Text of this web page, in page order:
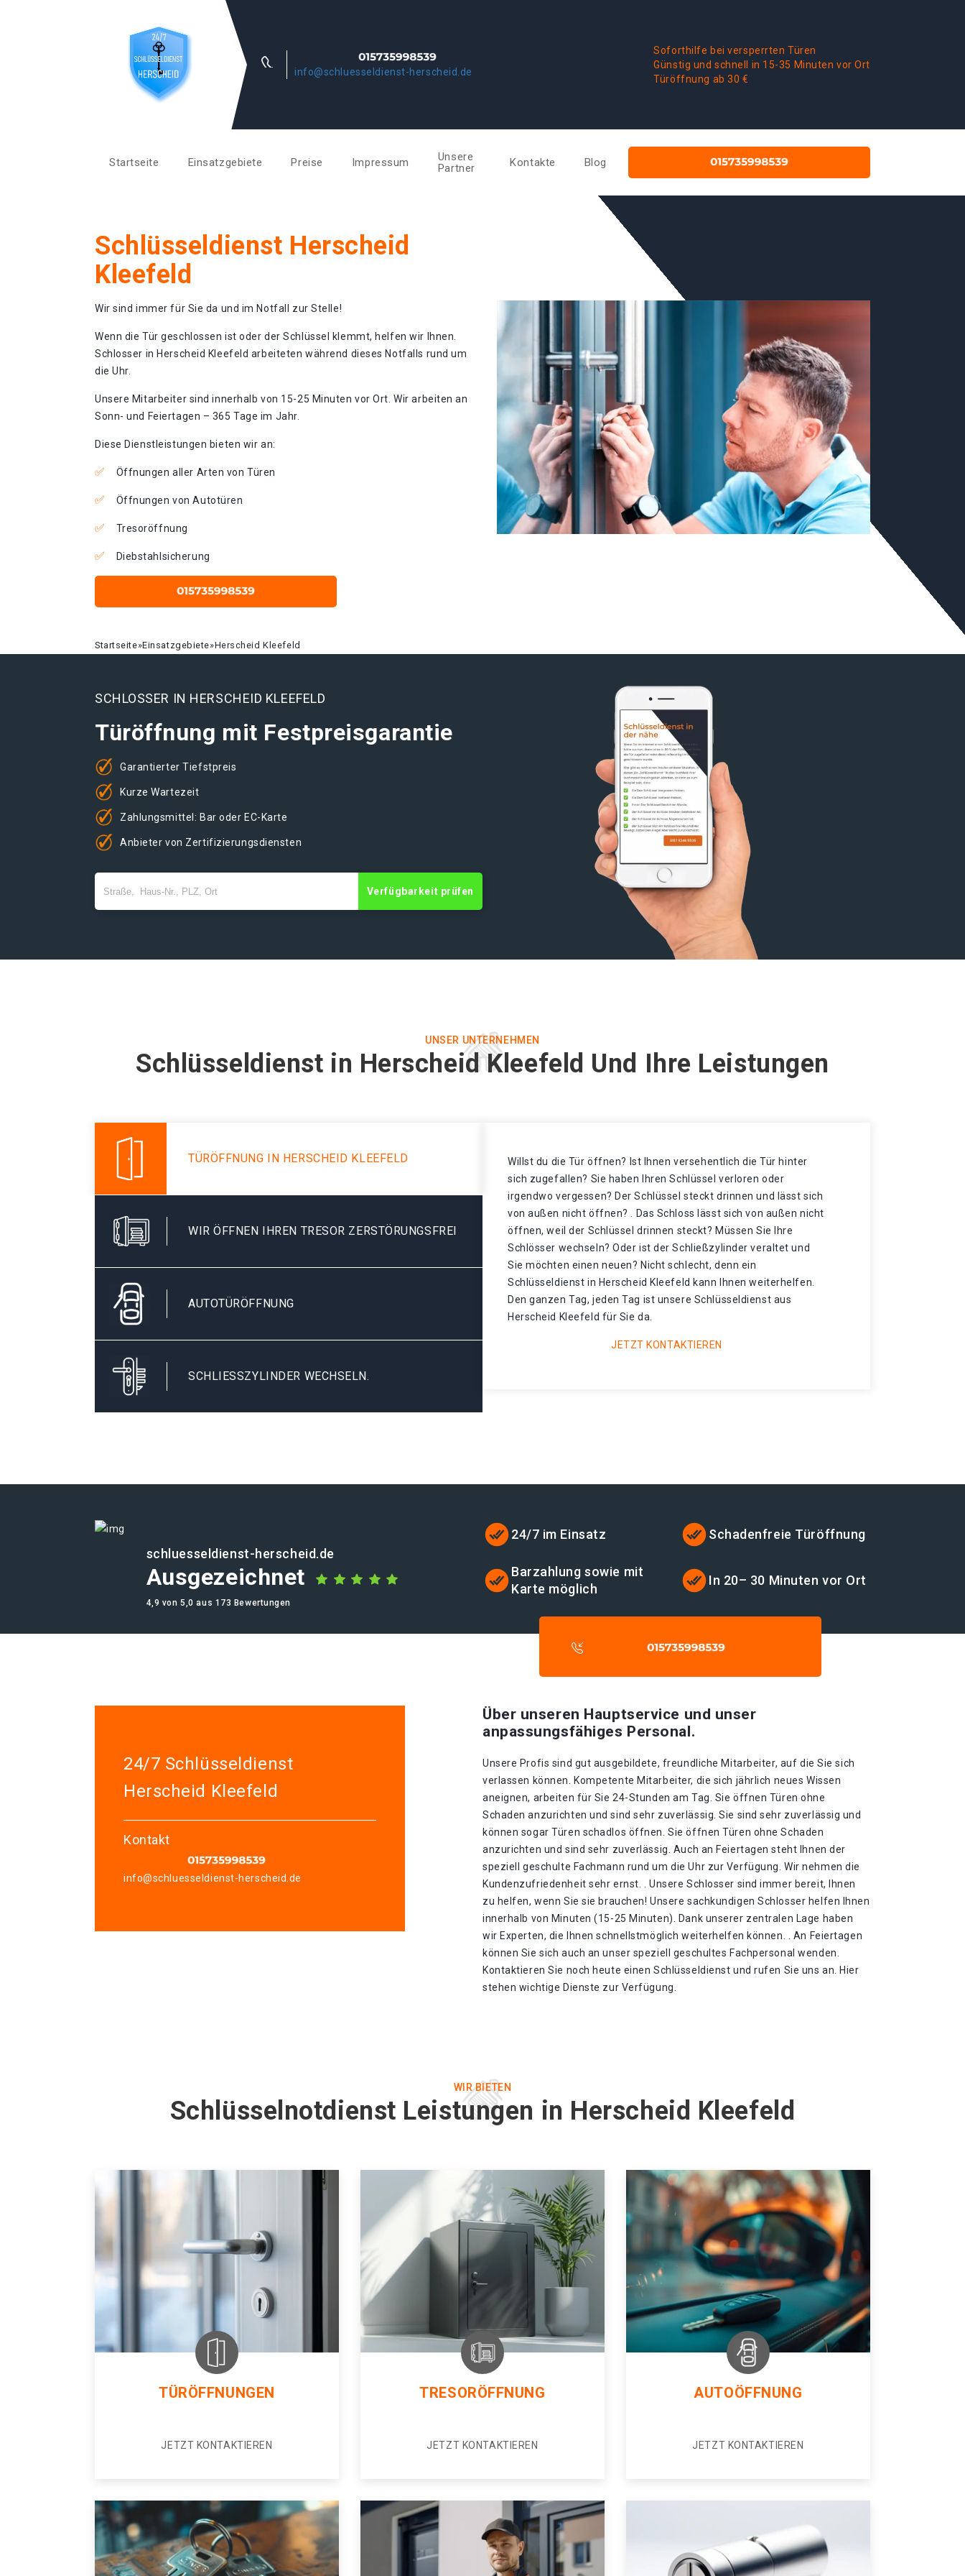
info@schluesseldienst-herscheid.de
Soforthilfe bei versperrten Türen
Günstig und schnell in 15-35 Minuten vor Ort
Türöffnung ab 30 €
Startseite Einsatzgebiete Preise Impressum
Unsere
Partner
Kontakte Blog
Schlüsseldienst Herscheid
Kleefeld
Wir sind immer für Sie da und im Notfall zur Stelle!
Wenn die Tür geschlossen ist oder der Schlüssel klemmt, helfen wir Ihnen.
Schlosser in Herscheid Kleefeld arbeiteten während dieses Notfalls rund um
die Uhr.
Unsere Mitarbeiter sind innerhalb von 15-25 Minuten vor Ort. Wir arbeiten an
Sonn- und Feiertagen – 365 Tage im Jahr.
Diese Dienstleistungen bieten wir an:
Öffnungen aller Arten von Türen
Öffnungen von Autotüren
Tresoröffnung
Diebstahlsicherung
Startseite»Einsatzgebiete»Herscheid Kleefeld
SCHLOSSER IN HERSCHEID KLEEFELD
Türöffnung mit Festpreisgarantie
Garantierter Tiefstpreis
Kurze Wartezeit
Zahlungsmittel: Bar oder EC-Karte
Anbieter von Zertifizierungsdiensten
Verfügbarkeit prüfen
UNSER UNTERNEHMEN
Schlüsseldienst in Herscheid Kleefeld Und Ihre Leistungen
TÜRÖFFNUNG IN HERSCHEID KLEEFELD
WIR ÖFFNEN IHREN TRESOR ZERSTÖRUNGSFREI
AUTOTÜRÖFFNUNG
SCHLIESSZYLINDER WECHSELN.
Willst du die Tür öffnen? Ist Ihnen versehentlich die Tür hinter
sich zugefallen? Sie haben Ihren Schlüssel verloren oder
irgendwo vergessen? Der Schlüssel steckt drinnen und lässt sich
von außen nicht öffnen? . Das Schloss lässt sich von außen nicht
öffnen, weil der Schlüssel drinnen steckt? Müssen Sie Ihre
Schlösser wechseln? Oder ist der Schließzylinder veraltet und
Sie möchten einen neuen? Nicht schlecht, denn ein
Schlüsseldienst in Herscheid Kleefeld kann Ihnen weiterhelfen.
Den ganzen Tag, jeden Tag ist unsere Schlüsseldienst aus
Herscheid Kleefeld für Sie da.
JETZT KONTAKTIEREN
schluesseldienst-herscheid.de
Ausgezeichnet
4,9 von 5,0 aus 173 Bewertungen
24/7 im Einsatz Schadenfreie Türöffnung
Barzahlung sowie mit
Karte möglich
In 20– 30 Minuten vor Ort
24/7 Schlüsseldienst
Herscheid Kleefeld
Kontakt
info@schluesseldienst-herscheid.de
Über unseren Hauptservice und unser
anpassungsfähiges Personal.
Unsere Profis sind gut ausgebildete, freundliche Mitarbeiter, auf die Sie sich
verlassen können. Kompetente Mitarbeiter, die sich jährlich neues Wissen
aneignen, arbeiten für Sie 24-Stunden am Tag. Sie öffnen Türen ohne
Schaden anzurichten und sind sehr zuverlässig. Sie sind sehr zuverlässig und
können sogar Türen schadlos öffnen. Sie öffnen Türen ohne Schaden
anzurichten und sind sehr zuverlässig. Auch an Feiertagen steht Ihnen der
speziell geschulte Fachmann rund um die Uhr zur Verfügung. Wir nehmen die
Kundenzufriedenheit sehr ernst. . Unsere Schlosser sind immer bereit, Ihnen
zu helfen, wenn Sie sie brauchen! Unsere sachkundigen Schlosser helfen Ihnen
innerhalb von Minuten (15-25 Minuten). Dank unserer zentralen Lage haben
wir Experten, die Ihnen schnellstmöglich weiterhelfen können. . An Feiertagen
können Sie sich auch an unser speziell geschultes Fachpersonal wenden.
Kontaktieren Sie noch heute einen Schlüsseldienst und rufen Sie uns an. Hier
stehen wichtige Dienste zur Verfügung.
WIR BIETEN
Schlüsselnotdienst Leistungen in Herscheid Kleefeld
TÜRÖFFNUNGEN
JETZT KONTAKTIEREN
TRESORÖFFNUNG
JETZT KONTAKTIEREN
AUTOÖFFNUNG
JETZT KONTAKTIEREN